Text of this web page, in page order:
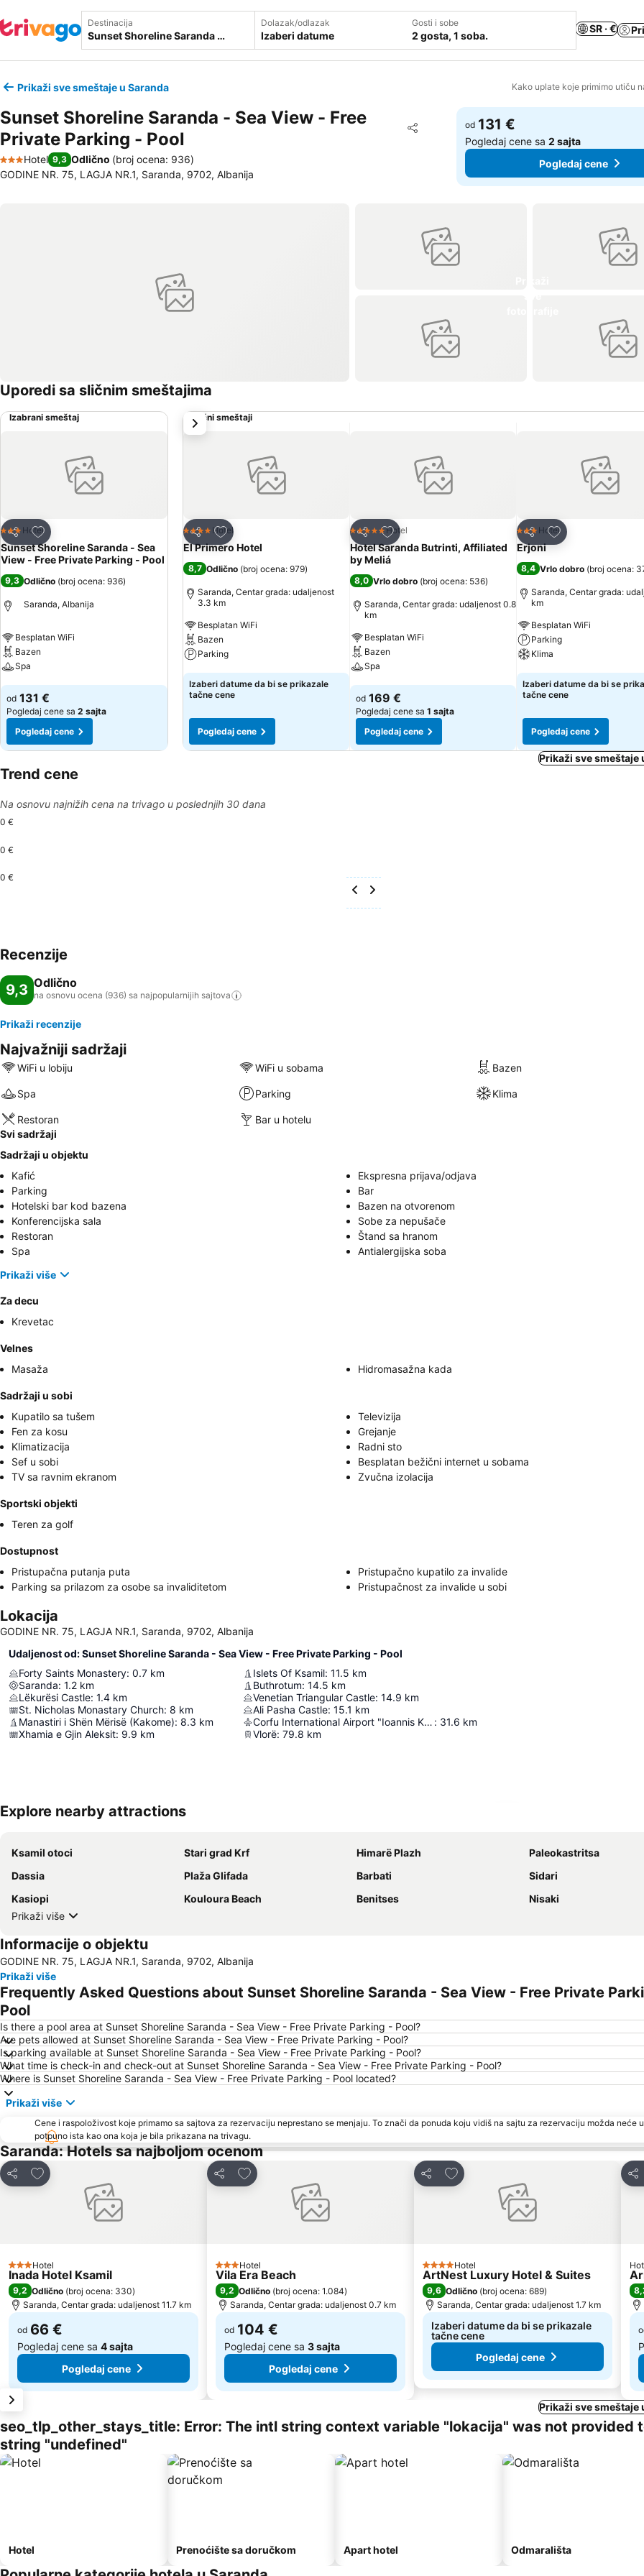
Destinacija Dolazak/odlazak
Izaberi datume
Gosti i sobe
2 gosta, 1 soba.
SR · €
Prikaži sve smeštaje u Saranda Kako uplate koje primimo utiču
Sunset Shoreline Saranda - Sea View - Free
Private Parking - Pool
Deli
Dodati u favorite
3 Zvezdice
Hotel 9,3 Odlično (broj ocena: 936)
GODINE NR. 75, LAGJA NR.1, Saranda, 9702, Albanija
od 131 €
Pogledaj cene sa2 sajta
Pogledaj cene
Uporedi sa sličnim smeštajima
Izabrani smeštaj
Deli
Dodati u favorite
3 Zvezdice
Hotel
Sunset Shoreline Saranda - Sea
View - Free Private Parking - Pool
9,3 Odlično (broj ocena: 936)
Saranda, Albanija
Besplatan WiFi
Bazen
Spa
Pogledaj cene
od 131 €
Pogledaj cene sa 2 sajta
Pogledaj cene
Slični smeštaji
Deli
Dodati u favorite
4 Zvezdice
Hotel
El Primero Hotel
8,7 Odlično (broj ocena: 979)
Saranda, Centar grada: udaljenost
3.3 km
Besplatan WiFi
Bazen
Parking
Pogledaj cene
Izaberi datume da bi se prikazale
tačne cene
Pogledaj cene
Deli
Dodati u favorite
5 ZvezdiceHotel
Hotel Saranda Butrinti, Affiliated
by Meliá
8,0 Vrlo dobro (broj ocena: 536)
Saranda, Centar grada: udaljenost 0.8
km
Besplatan WiFi
Bazen
Spa
Pogledaj cene
od 169 €
Pogledaj cene sa 1 sajta
Pogledaj cene
Deli
Dodati u favorite
3 Zvezdice
Hotel
Erjoni
8,4 Vrlo dobro (broj ocena:
Saranda, Centar grada:
km
Besplatan WiFi
Parking
Klima
Pogledaj cene
Izaberi datume da bi se
tačne cene
Pogledaj cene
sledeće
Prikaži sve smeštaje
Trend cene
Na osnovu najnižih cena na trivago u poslednjih 30 dana
0 €
0 €
0 €
Recenzije
9,3 Odlično
na osnovu ocena (936) sa najpopularnijih sajtova
Prikaži recenzije
Najvažniji sadržaji
WiFi u lobiju WiFi u sobama Bazen
Spa Parking Klima
Restoran
Bar u hotelu
Svi sadržaji
Sadržaji u objektu
Kafić
Ekspresna prijava/odjava
Parking
Bar
Hotelski bar kod bazena
Bazen na otvorenom
Konferencijska sala
Sobe za nepušače
Restoran
Štand sa hranom
Spa
Antialergijska soba
Prikaži više
Za decu
Krevetac
Velnes
Masaža
Hidromasažna kada
Sadržaji u sobi
Kupatilo sa tušem
Televizija
Fen za kosu
Grejanje
Klimatizacija
Radni sto
Sef u sobi
Besplatan bežični internet u sobama
TV sa ravnim ekranom
Zvučna izolacija
Sportski objekti
Teren za golf
Dostupnost
Pristupačna putanja puta
Pristupačno kupatilo za invalide
Parking sa prilazom za osobe sa invaliditetom
Pristupačnost za invalide u sobi
Lokacija
GODINE NR. 75, LAGJA NR.1, Saranda, 9702, Albanija
Udaljenost od: Sunset Shoreline Saranda - Sea View - Free Private Parking - Pool
Forty Saints Monastery: 0.7 km
Saranda: 1.2 km
Lëkurësi Castle: 1.4 km
St. Nicholas Monastary Church: 8 km
Manastiri i Shën Mërisë (Kakome): 8.3 km
Xhamia e Gjin Aleksit: 9.9 km
Islets Of Ksamil: 11.5 km
Buthrotum: 14.5 km
Venetian Triangular Castle: 14.9 km
Ali Pasha Castle: 15.1 km
Corfu International Airport "Ioannis Kapodistrias" : 31.6 km
Vlorë: 79.8 km
Explore nearby attractions
Ksamil otoci Stari grad Krf Himarë Plazh
Paleokastritsa
Dassia
Plaža Glifada Barbati
Sidari
Kasiopi
Kouloura Beach Benitses
Nisaki
Prikaži više
Informacije o objektu
GODINE NR. 75, LAGJA NR.1, Saranda, 9702, Albanija
Prikaži više
Frequently Asked Questions about Sunset Shoreline Saranda - Sea View - Free Private
Pool
Is there a pool area at Sunset Shoreline Saranda - Sea View - Free Private Parking - Pool?
Are pets allowed at Sunset Shoreline Saranda - Sea View - Free Private Parking - Pool?
Is parking available at Sunset Shoreline Saranda - Sea View - Free Private Parking - Pool?
What time is check-in and check-out at Sunset Shoreline Saranda - Sea View - Free Private Parking - Pool?
Where is Sunset Shoreline Saranda - Sea View - Free Private Parking - Pool located?
Prikaži više
Cene i raspoloživost koje primamo sa sajtova za rezervaciju neprestano se menjaju. To znači da ponuda koju vidiš na sajtu za rezervaciju možda neće
potpuno ista kao ona koja je bila prikazana na trivagu.
Saranda: Hotels sa najboljom ocenom
Deli
Dodati u favorite
3 Zvezdice
Hotel
Inada Hotel Ksamil
9,2 Odlično (broj ocena: 330)
Saranda, Centar grada: udaljenost 11.7 km
od 66 €
Pogledaj cene sa 4 sajta
Pogledaj cene
Deli
Dodati u favorite
3 Zvezdice
Hotel
Vila Era Beach
9,2 Odlično (broj ocena: 1.084)
Saranda, Centar grada: udaljenost 0.7 km
od 104 €
Pogledaj cene sa 3 sajta
Pogledaj cene
Deli
Dodati u favorite
4 Zvezdice
Hotel
ArtNest Luxury Hotel & Suites
9,6 Odlično (broj ocena: 689)
Saranda, Centar grada: udaljenost 1.7 km
Izaberi datume da bi se prikazale
tačne cene
Pogledaj cene
Deli
Prikaži sve smeštaje
seo_tlp_other_stays_title: Error: The intl string context variable "lokacija" was not provided
string "undefined"
Hotel Prenoćište sa doručkom Apart hotel Odmarališta